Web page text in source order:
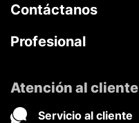
Contáctanos
Profesional
Atención al cliente
Servicio al cliente